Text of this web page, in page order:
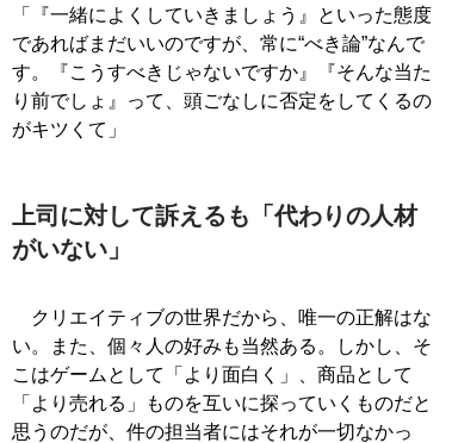
「『一緒によくしていきましょう』といった態度
であればまだいいのですが、常に“べき論”なんで
す。『こうすべきじゃないですか』『そんな当た
り前でしょ』って、頭ごなしに否定をしてくるの
がキツくて」
上司に対して訴えるも「代わりの人材
がいない」
クリエイティブの世界だから、唯一の正解はな
い。また、個々人の好みも当然ある。しかし、そ
こはゲームとして「より面白く」、商品として
「より売れる」ものを互いに探っていくものだと
思うのだが、件の担当者にはそれが一切なかっ